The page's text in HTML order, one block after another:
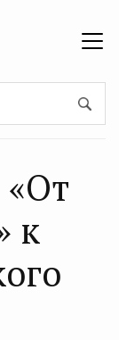
к